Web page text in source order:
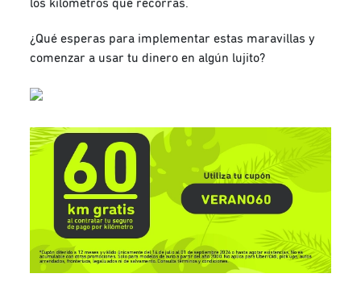
los kilómetros que recorras.
¿Qué esperas para implementar estas maravillas y
comenzar a usar tu dinero en algún lujito?